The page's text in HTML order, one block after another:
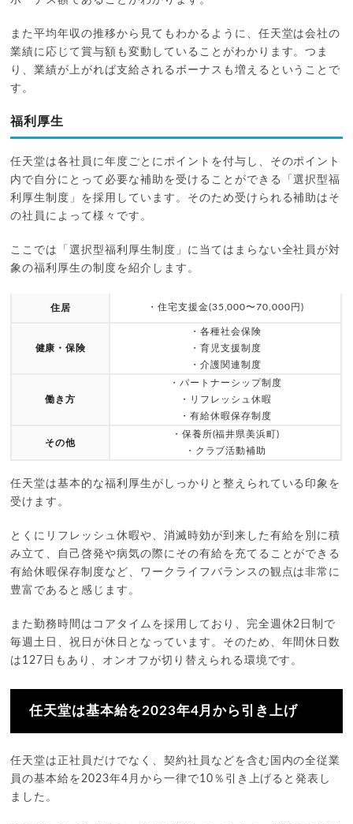
また平均年収の推移から見てもわかるように、任天堂は会社の
業績に応じて賞与額も変動していることがわかります。つま
り、業績が上がれば支給されるボーナスも増えるということで
す。
福利厚生
任天堂は各社員に年度ごとにポイントを付与し、そのポイント
内で自分にとって必要な補助を受けることができる「選択型福
利厚生制度」を採用しています。そのため受けられる補助はそ
の社員によって様々です。
ここでは「選択型福利厚生制度」に当てはまらない全社員が対
象の福利厚生の制度を紹介します。
住居 ・住宅支援金(35,000〜70,000円)
健康・保険
・各種社会保険
・育児支援制度
・介護関連制度
働き方
・パートナーシップ制度
・リフレッシュ休暇
・有給休暇保存制度
その他
・保養所(福井県美浜町)
・クラブ活動補助
任天堂は基本的な福利厚生がしっかりと整えられている印象を
受けます。
とくにリフレッシュ休暇や、消滅時効が到来した有給を別に積
み立て、自己啓発や病気の際にその有給を充てることができる
有給休暇保存制度など、ワークライフバランスの観点は非常に
豊富であると感じます。
また勤務時間はコアタイムを採用しており、完全週休2日制で
毎週土日、祝日が休日となっています。そのため、年間休日数
は127日もあり、オンオフが切り替えられる環境です。
任天堂は基本給を2023年4月から引き上げ
任天堂は正社員だけでなく、契約社員などを含む国内の全従業
員の基本給を2023年4月から一律で10％引き上げると発表し
ました。